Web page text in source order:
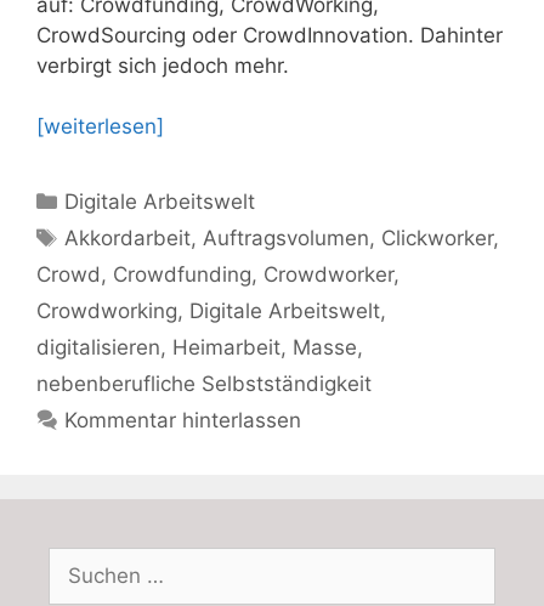
CrowdSourcing oder CrowdInnovation. Dahinter
verbirgt sich jedoch mehr.
[weiterlesen]
Kategorien
Digitale Arbeitswelt
Schlagwörter
Akkordarbeit,Auftragsvolumen, Clickworker,
Crowd, Crowdfunding, Crowdworker,
Crowdworking, Digitale Arbeitswelt,
digitalisieren, Heimarbeit, Masse,
nebenberufliche Selbstständigkeit
Kommentar hinterlassen
Suchen
nach: